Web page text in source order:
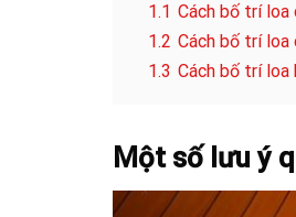
1.1 Cách bố trí loa
1.2 Cách bố trí loa
1.3 Cách bố trí
Một số lưu ý